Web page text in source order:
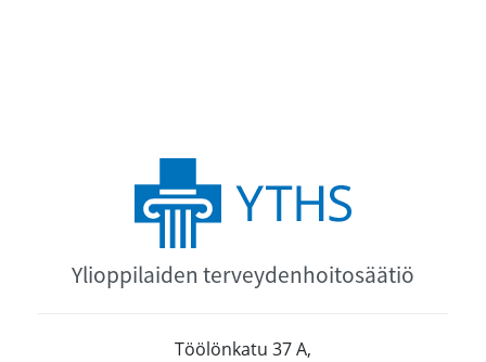
Ylioppilaiden terveydenhoitosäätiö
Töölönkatu 37 A,